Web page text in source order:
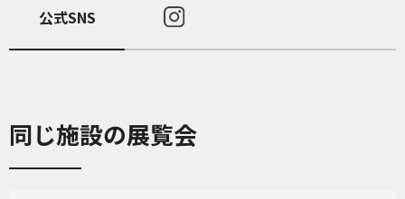
公式SNS
同じ施設の展覧会